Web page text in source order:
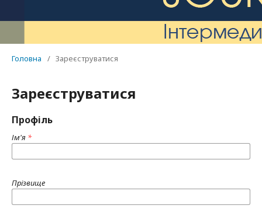
Головна / Зареєструватися
Зареєструватися
Профіль
Ім'я *
Прізвище